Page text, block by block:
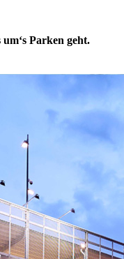
Parken geht.